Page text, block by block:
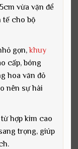
vừa vặn để
tế cho bộ
gọn,khuy
cấp, bóng
hoa văn đỏ
nên sự hài
hợp kim cao
trọng, giúp